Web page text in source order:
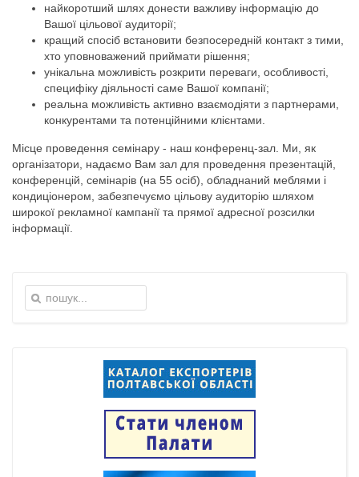
найкоротший шлях донести важливу інформацію до
Вашої цільової аудиторії;
кращий спосіб встановити безпосередній контакт з тими,
хто уповноважений приймати рішення;
унікальна можливість розкрити переваги, особливості,
специфіку діяльності саме Вашої компанії;
реальна можливість активно взаємодіяти з партнерами,
конкурентами та потенційними клієнтами.
Місце проведення семінару - наш конференц-зал. Ми, як
організатори, надаємо Вам зал для проведення презентацій,
конференцій, семінарів (на 55 осіб), обладнаний меблями і
кондиціонером, забезпечуємо цільову аудиторію шляхом
широкої рекламної кампанії та прямої адресної розсилки
інформації.